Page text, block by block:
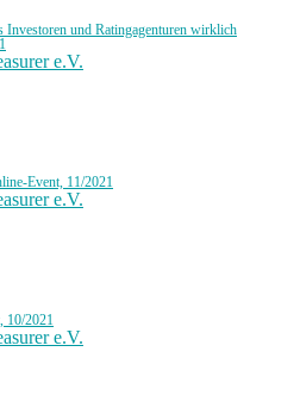
Investoren und Ratingagenturen wirklich
e.V.
Event, 11/2021
e.V.
10/2021
e.V.